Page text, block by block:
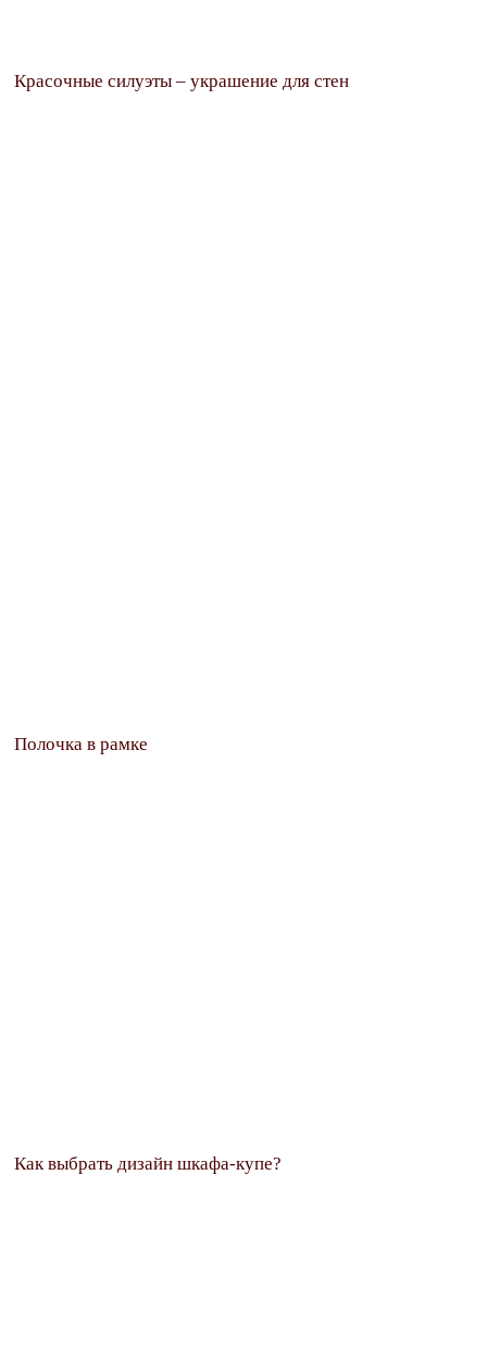
Красочные силуэты – украшение для стен
Полочка в рамке
Как выбрать дизайн шкафа-купе?